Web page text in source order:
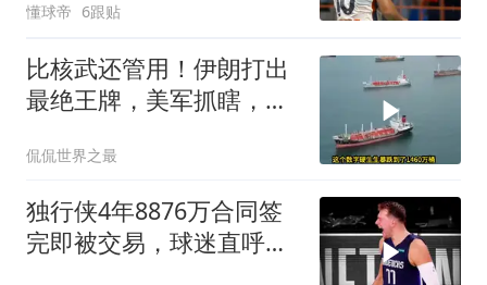
懂球帝 6跟贴
比核武还管用！伊朗打出
最绝王牌，美军抓瞎，白
侃侃世界之最
独行侠4年8876万合同签
完即被交易，球迷直呼看